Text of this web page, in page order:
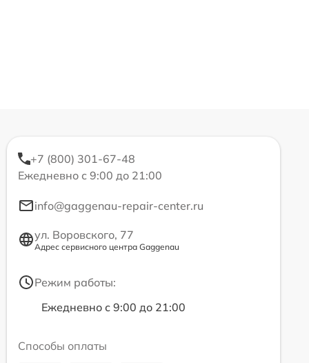
+7 (800) 301-67-48
Ежедневно с 9:00 до 21:00
info@gaggenau-repair-center.ru
ул. Воровского, 77
Адрес сервисного центра Gaggenau
Режим работы:
Ежедневно с 9:00 до 21:00
Способы оплаты